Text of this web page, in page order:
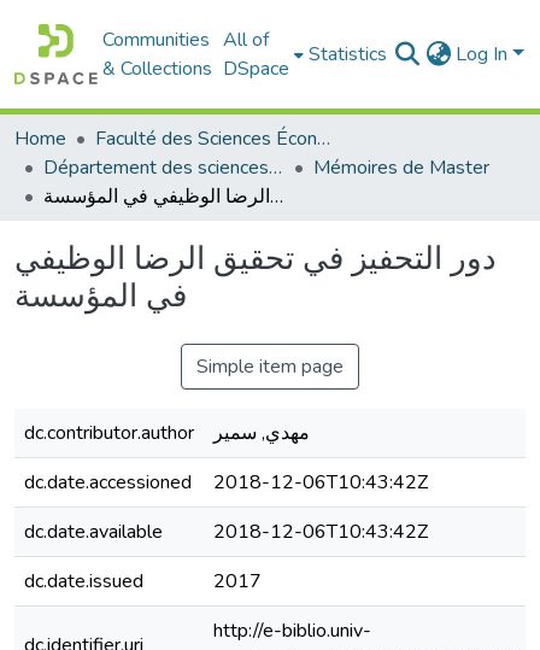
Communities
& Collections
All of
DSpace
Statistics Log In
Home
Faculté des Sciences Économiques Commerciales et des Sciences de Gestion
Département des sciences de gestion
Mémoires de Master
دور التحفيز في تحقيق الرضا الوظيفي في المؤسسة
دور التحفيز في تحقيق الرضا الوظيفي
في المؤسسة
Simple item page
dc.contributor.author
مهدي, سمير
dc.date.accessioned
2018-12-06T10:43:42Z
dc.date.available
2018-12-06T10:43:42Z
dc.date.issued
2017
http://e-biblio.univ-